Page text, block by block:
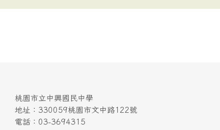
桃園市立中興國民中學
地址：330059桃園市文中路122號
電話：03-3694315